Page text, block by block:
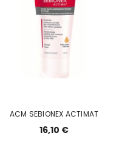
ACM SEBIONEX ACTIMAT
16,10 €